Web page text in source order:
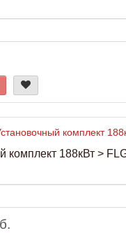
комплект 188кВт >